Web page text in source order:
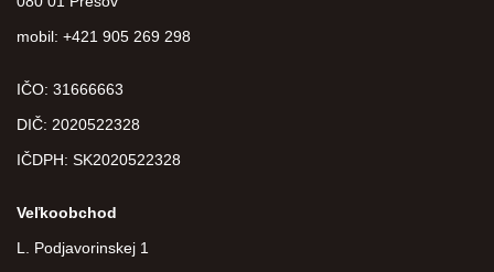
mobil: +421 905 269 298
IČO: 31666663
DIČ: 2020522328
IČDPH: SK2020522328
Veľkoobchod
L. Podjavorinskej 1